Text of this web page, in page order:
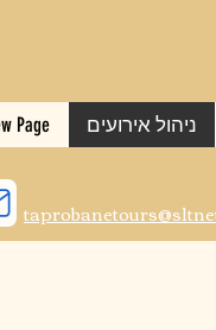
Page ניהול אירועים